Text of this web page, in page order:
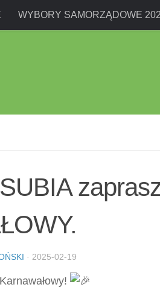
WYBORY SAMORZĄDOWE
· 2025-02-19